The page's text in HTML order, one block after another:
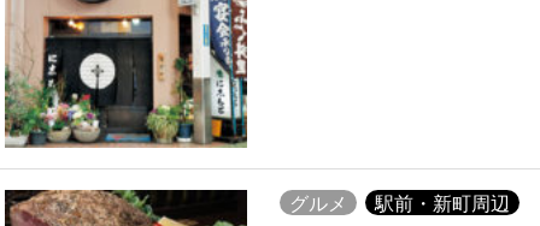
グルメ 駅前・新町周辺